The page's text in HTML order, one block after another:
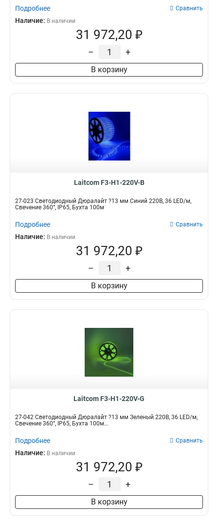
Подробнее Сравнить
Наличие: В наличии
31 972,20 ₽
– +
В корзину
Laitcom F3-H1-220V-B
27-023 Светодиодный Дюралайт ?13 мм Синий 220В, 36 LED/м,
Свечение 360°, IP65, Бухта 100м
Подробнее Сравнить
Наличие: В наличии
31 972,20 ₽
– +
В корзину
Laitcom F3-H1-220V-G
27-042 Светодиодный Дюралайт ?13 мм Зеленый 220В, 36 LED/м,
Свечение 360°, IP65, Бухта 100м...
Подробнее Сравнить
Наличие: В наличии
31 972,20 ₽
– +
В корзину